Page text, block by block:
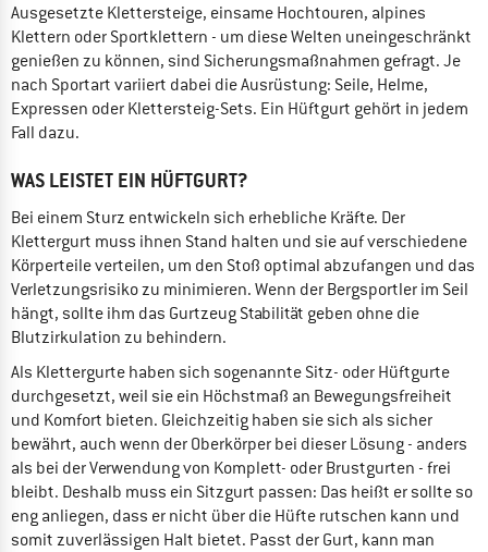
Ausgesetzte Klettersteige, einsame Hochtouren, alpines
Klettern oder Sportklettern - um diese Welten uneingeschränkt
genießen zu können, sind Sicherungsmaßnahmen gefragt. Je
nach Sportart variiert dabei die Ausrüstung: Seile, Helme,
Expressen oder Klettersteig-Sets. Ein Hüftgurt gehört in jedem
Fall dazu.
WAS LEISTET EIN HÜFTGURT?
Bei einem Sturz entwickeln sich erhebliche Kräfte. Der
Klettergurt muss ihnen Stand halten und sie auf verschiedene
Körperteile verteilen, um den Stoß optimal abzufangen und das
Verletzungsrisiko zu minimieren. Wenn der Bergsportler im Seil
hängt, sollte ihm das Gurtzeug Stabilität geben ohne die
Blutzirkulation zu behindern.
Als Klettergurte haben sich sogenannte Sitz- oder Hüftgurte
durchgesetzt, weil sie ein Höchstmaß an Bewegungsfreiheit
und Komfort bieten. Gleichzeitig haben sie sich als sicher
bewährt, auch wenn der Oberkörper bei dieser Lösung - anders
als bei der Verwendung von Komplett- oder Brustgurten - frei
bleibt. Deshalb muss ein Sitzgurt passen: Das heißt er sollte so
eng anliegen, dass er nicht über die Hüfte rutschen kann und
somit zuverlässigen Halt bietet. Passt der Gurt, kann man